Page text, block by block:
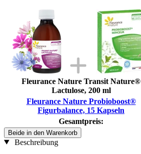
Fleurance Nature Transit Nature®
Lactulose, 200 ml
Fleurance Nature Probioboost®
Figurbalance, 15 Kapseln
Gesamtpreis:
Beide in den Warenkorb
Beschreibung